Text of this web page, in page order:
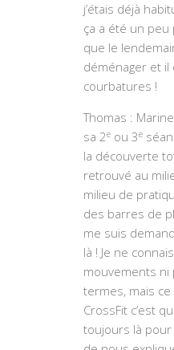
j’étais déjà
ça a été un
que le
déménager et il
courbatures !
Thomas :
sa 2e ou 3e
la découverte
retrouvé au
milieu de
des barres de
me suis
là ! Je ne
mouvements ni
termes, mais
CrossFit c’est
toujours là